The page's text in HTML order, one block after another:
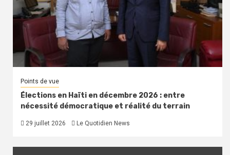
Points de vue
Élections en Haïti en décembre 2026 : entre
nécessité démocratique et réalité du terrain
29 juillet 2026 Le Quotidien News